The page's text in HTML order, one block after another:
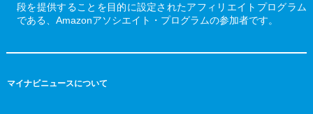
段を提供することを目的に設定されたアフィリエイトプログラム
である、Amazonアソシエイト・プログラムの参加者です。
マイナビニュースについて